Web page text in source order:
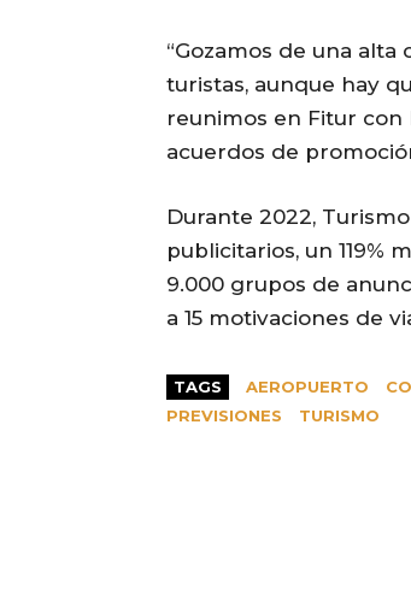
“Gozamos de una
turistas, aunque hay
reunimos en Fitur con
acuerdos de
Durante 2022,
publicitarios, un 119%
9.000 grupos de
a 15 motivaciones de
TAGS AEROPUERTO
PREVISIONES
TURISMO